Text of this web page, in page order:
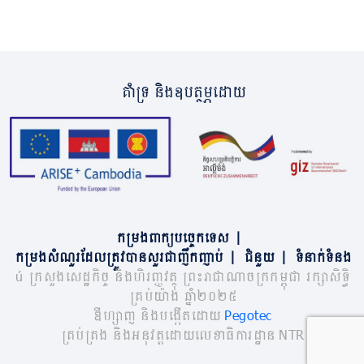
គាំទ្រ និងឧបត្ថម្ភដោយ
កម្រងពាក្យបច្ចេកទេស
កម្រងសំណួរដែលត្រូវបានសួរជាញឹកញាប់
ជំនួយ
ទំនាក់ទំនង
© ក្រសួងសេដ្ឋកិច្ច និងហិរញ្ញវត្ថុ ព្រះរាជាណាចក្រកម្ពុជា រក្សាសិទ្ធិ
គ្រប់យ៉ាង ឆ្នាំ២០២៥
ឌីហ្សាញ និងបង្កើតដោយ Pegotec
គ្រប់គ្រង និងអនុវត្តដោយលេខាធិការដ្ឋាន NTR